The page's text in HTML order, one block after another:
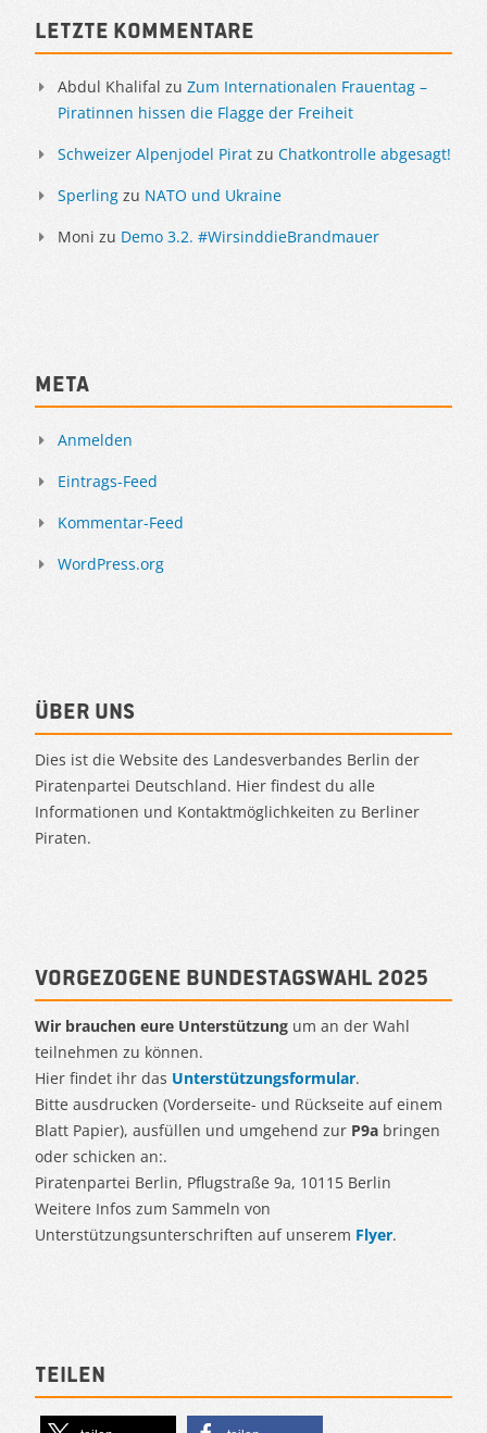
Sidebar
Letzte Kommentare
Abdul Khalifal zu Zum Internationalen Frauentag –
Piratinnen hissen die Flagge der Freiheit
Schweizer Alpenjodel Pirat zu Chatkontrolle abgesagt!
Sperling zu NATO und Ukraine
Moni zu Demo 3.2. #WirsinddieBrandmauer
Meta
Anmelden
Eintrags-Feed
Kommentar-Feed
WordPress.org
Über uns
Dies ist die Website des Landesverbandes Berlin der
Piratenpartei Deutschland. Hier findest du alle
Informationen und Kontaktmöglichkeiten zu Berliner
Piraten.
Vorgezogene Bundestagswahl 2025
Wir brauchen eure Unterstützung um an der Wahl
teilnehmen zu können.
Hier findet ihr das Unterstützungsformular.
Bitte ausdrucken (Vorderseite- und Rückseite auf einem
Blatt Papier), ausfüllen und umgehend zur P9a bringen
oder schicken an:.
Piratenpartei Berlin, Pflugstraße 9a, 10115 Berlin
Weitere Infos zum Sammeln von
Unterstützungsunterschriften auf unserem Flyer.
Teilen